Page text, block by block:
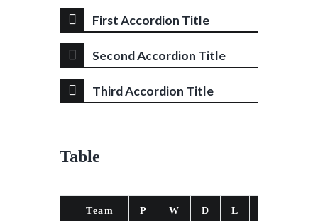
First Accordion Title
Second Accordion Title
Third Accordion Title
Table
Team P W D L